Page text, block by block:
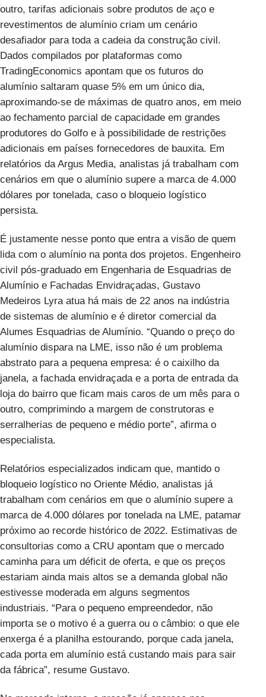
outro, tarifas adicionais sobre produtos de aço e
revestimentos de alumínio criam um cenário
desafiador para toda a cadeia da construção civil.
Dados compilados por plataformas como
TradingEconomics apontam que os futuros do
alumínio saltaram quase 5% em um único dia,
aproximando-se de máximas de quatro anos, em meio
ao fechamento parcial de capacidade em grandes
produtores do Golfo e à possibilidade de restrições
adicionais em países fornecedores de bauxita. Em
relatórios da Argus Media, analistas já trabalham com
cenários em que o alumínio supere a marca de 4.000
dólares por tonelada, caso o bloqueio logístico
persista.
É justamente nesse ponto que entra a visão de quem
lida com o alumínio na ponta dos projetos. Engenheiro
civil pós-graduado em Engenharia de Esquadrias de
Alumínio e Fachadas Envidraçadas, Gustavo
Medeiros Lyra atua há mais de 22 anos na indústria
de sistemas de alumínio e é diretor comercial da
Alumes Esquadrias de Alumínio. “Quando o preço do
alumínio dispara na LME, isso não é um problema
abstrato para a pequena empresa: é o caixilho da
janela, a fachada envidraçada e a porta de entrada da
loja do bairro que ficam mais caros de um mês para o
outro, comprimindo a margem de construtoras e
serralherias de pequeno e médio porte”, afirma o
especialista.
Relatórios especializados indicam que, mantido o
bloqueio logístico no Oriente Médio, analistas já
trabalham com cenários em que o alumínio supere a
marca de 4.000 dólares por tonelada na LME, patamar
próximo ao recorde histórico de 2022. Estimativas de
consultorias como a CRU apontam que o mercado
caminha para um déficit de oferta, e que os preços
estariam ainda mais altos se a demanda global não
estivesse moderada em alguns segmentos
industriais. “Para o pequeno empreendedor, não
importa se o motivo é a guerra ou o câmbio: o que ele
enxerga é a planilha estourando, porque cada janela,
cada porta em alumínio está custando mais para sair
da fábrica”, resume Gustavo.